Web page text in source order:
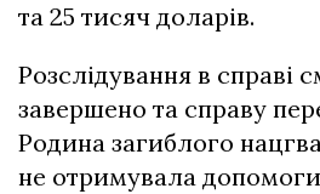
та 25 тисяч доларів.
Розслідування в справі
завершено та справу
Родина загиблого
не отримувала допомоги